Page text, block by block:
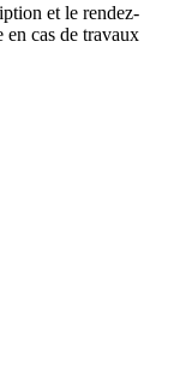
et le rendez-
cas de travaux